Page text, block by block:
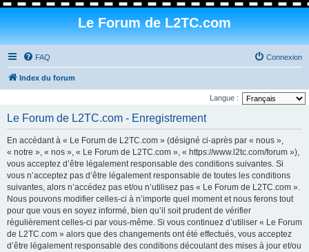
Le Forum de L2TC.com
FAQ Connexion
Index du forum
Langue :
Le Forum de L2TC.com - Enregistrement
En accédant à « Le Forum de L2TC.com » (désigné ci-après par « nous »,
« notre », « nos », « Le Forum de L2TC.com », « https://www.l2tc.com/forum »),
vous acceptez d’être légalement responsable des conditions suivantes. Si
vous n’acceptez pas d’être légalement responsable de toutes les conditions
suivantes, alors n’accédez pas et/ou n’utilisez pas « Le Forum de L2TC.com ».
Nous pouvons modifier celles-ci à n’importe quel moment et nous ferons tout
pour que vous en soyez informé, bien qu’il soit prudent de vérifier
régulièrement celles-ci par vous-même. Si vous continuez d’utiliser « Le Forum
de L2TC.com » alors que des changements ont été effectués, vous acceptez
d’être légalement responsable des conditions découlant des mises à jour et/ou